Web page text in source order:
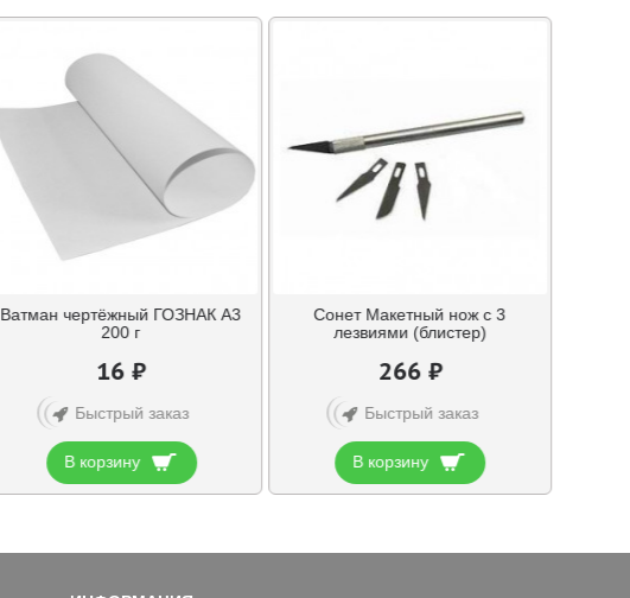
Ватман чертёжный ГОЗНАК А3
200 г
16 ₽
Быстрый заказ
В корзину
Сонет Макетный нож с 3
лезвиями (блистер)
266 ₽
Быстрый заказ
В корзину